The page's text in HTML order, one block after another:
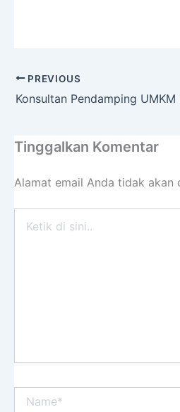
PREVIOUS
Konsultan Pendamping
Tinggalkan Komentar
Alamat email Anda tidak akan